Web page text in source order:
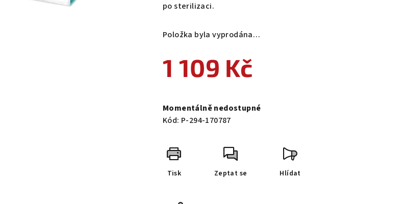
po sterilizaci.
Položka byla vyprodána…
1 109 Kč
cena:
Momentálně nedostupné
Kód: P-294-170787
Tisk Zeptat se Hlídat